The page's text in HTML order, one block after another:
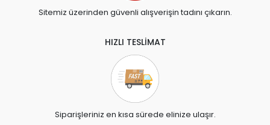
Sitemiz üzerinden güvenli alışverişin tadını çıkarın.
HIZLI TESLİMAT
Siparişleriniz en kısa sürede elinize ulaşır.